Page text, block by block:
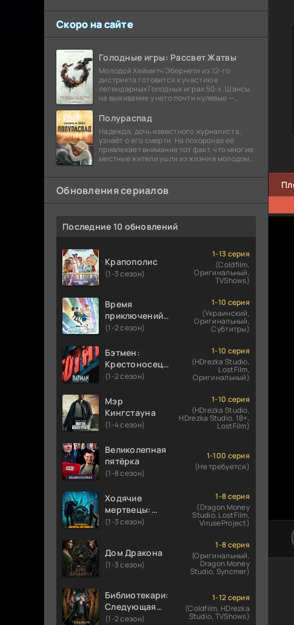
Скоро на сайте
Голодные игры: Рассвет Жатвы
Молодой Хеймитч Эбернети из 12-го
дистрикта готовится к участию в
легендарных Голодных играх 50-х. Шансы
на выживание у него почти нулевые —
победу еще сорок
Полураспад
Надежда, дочь известного журналиста,
узнаёт о его смерти. На похоронах её
привлекает внимание тот факт, что многие
местные жители ушли из жизни в молодом
бомбы
Обновления сериалов
Последние 10 обновлений
Крапополис
(1-3 сезон)
1-13 серия
(Coldfilm,
Оригинальный,
TVShows)
Время
приключений:
Фионна и Кейк
(1-2 сезон)
1-10 серия
(Украинский,
Оригинальный,
Субтитры)
Бэтмен:
Крестоносец в
плаще
(1-2 сезон)
1-10 серия
(HDrezka Studio,
LostFilm,
Оригинальный)
Мэр
Кингстауна
(1-4 сезон)
1-10 серия
(HDrezka Studio,
HDrezka Studio. 18+,
LostFilm)
Великолепная
пятёрка
(1-8 сезон)
1-100 серия
(Не требуется)
Ходячие
мертвецы:
Мертвый
(1-3 сезон)
1-8 серия
(Dragon Money
Studio, LostFilm,
ViruseProject)
Дом Дракона
(1-3 сезон)
1-8 серия
(Оригинальный,
Dragon Money
Studio, Syncmer)
Библиотекари:
Следующая
глава
(1-2 сезон)
1-12 серия
(Coldfilm, HDrezka
Studio, TVShows)